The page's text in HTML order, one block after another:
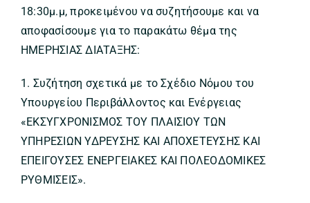
18:30μ.μ, προκειμένου να συζητήσουμε και να
αποφασίσουμε για το παρακάτω θέμα της
ΗΜΕΡΗΣΙΑΣ ΔΙΑΤΑΞΗΣ:
1. Συζήτηση σχετικά με το Σχέδιο Νόμου του
Υπουργείου Περιβάλλοντος και Ενέργειας
«ΕΚΣΥΓΧΡΟΝΙΣΜΟΣ ΤΟΥ ΠΛΑΙΣΙΟΥ ΤΩΝ
ΥΠΗΡΕΣΙΩΝ ΥΔΡΕΥΣΗΣ ΚΑΙ ΑΠΟΧΕΤΕΥΣΗΣ ΚΑΙ
ΕΠΕΙΓΟΥΣΕΣ ΕΝΕΡΓΕΙΑΚΕΣ ΚΑΙ ΠΟΛΕΟΔΟΜΙΚΕΣ
ΡΥΘΜΙΣΕΙΣ».